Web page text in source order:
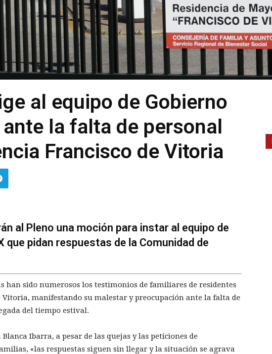
al equipo de Gobierno
la falta de personal
Francisco de Vitoria
al Pleno una moción para instar al equipo de
que pidan respuestas de la Comunidad de
han sido numerosos los testimonios de familiares de residentes
Vitoria, manifestando su malestar y preocupación ante la falta de
del tiempo estival.
Ibarra, a pesar de las quejas y las peticiones de
«las respuestas siguen sin llegar y la situación se agrava